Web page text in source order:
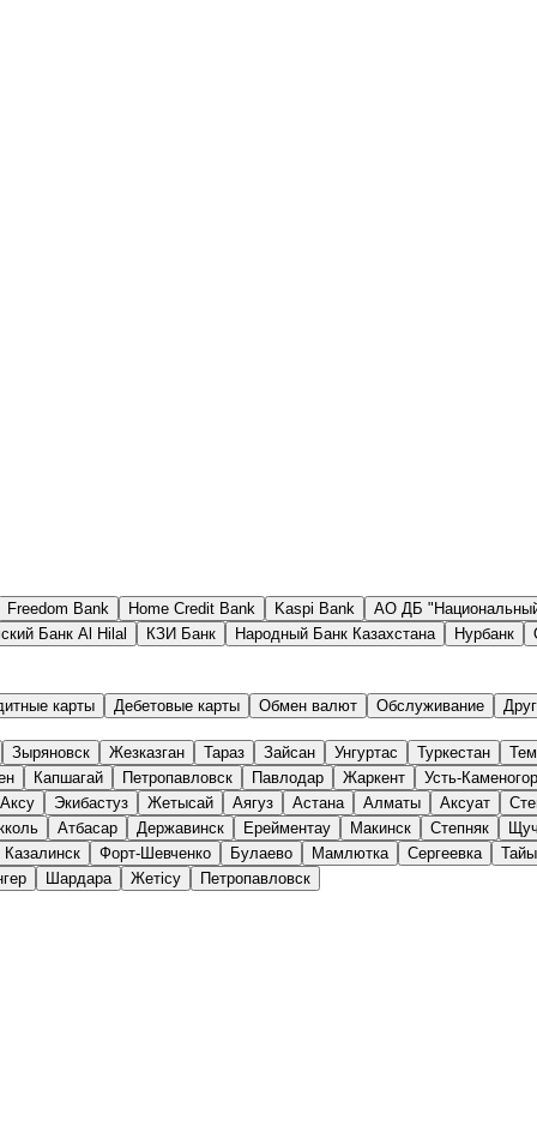
Freedom Bank Home Credit Bank Kaspi Bank
АО ДБ
Банк Al Hilal
КЗИ Банк Народный Банк Казахстана Нурбанк
карты Дебетовые карты Обмен валют Обслуживание
Зыряновск Жезказган Тараз Зайсан Унгуртас Туркестан
Капшагай Петропавловск Павлодар Жаркент
Усть-
Аксу
Экибастуз Жетысай Аягуз Астана Алматы Аксуат
Атбасар Державинск Ерейментау Макинск Степняк
Казалинск
Форт-Шевченко Булаево Мамлютка Сергеевка
Шардара Жетісу Петропавловск